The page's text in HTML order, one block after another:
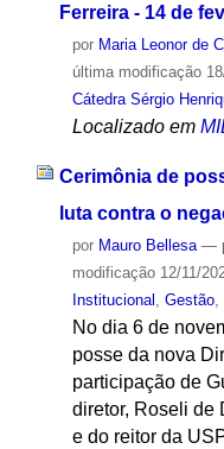
Ferreira - 14 de
por Maria Leonor de
última modificação
Cátedra Sérgio
Localizado em
Cerimônia de
luta contra o
por Mauro Bellesa —
modificação12/11/
Institucional , Gestão,
No dia 6 de
posse da nova
participação de
diretor, Roseli de
e do reitor da